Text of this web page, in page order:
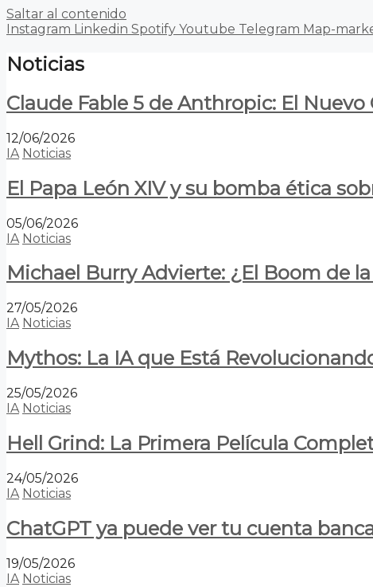
Saltar al contenido
Instagram Linkedin Spotify Youtube Telegram Map-
Noticias
Claude Fable 5 de Anthropic: El
12/06/2026
IA Noticias
El Papa León XIV y su bomba ética
05/06/2026
IA Noticias
Michael Burry Advierte: ¿El Boom de
27/05/2026
IA Noticias
Mythos: La IA que Está
25/05/2026
IA Noticias
Hell Grind: La Primera Película
24/05/2026
IA Noticias
ChatGPT ya puede ver tu cuenta
19/05/2026
IA Noticias